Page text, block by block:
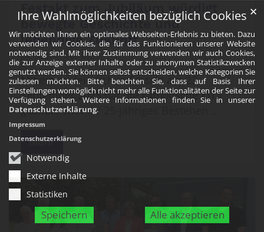
Ihre Wahlmöglichkeiten bezüglich Cookies
Wir möchten Ihnen ein optimales Webseiten-Erlebnis zu bieten. Dazu
verwenden wir Cookies, die für das Funktionieren unserer Website
notwendig sind. Mit Ihrer Zustimmung verwenden wir auch Cookies,
die zur Anzeige externer Inhalte oder zu anonymen Statistikzwecken
genutzt werden. Sie können selbst entscheiden, welche Kategorien Sie
zulassen möchten. Bitte beachten Sie, dass auf Basis Ihrer
Einstellungen womöglich nicht mehr alle Funktionalitäten der Seite zur
Verfügung stehen. Weitere Informationen finden Sie in unserer
Datenschutzerklärung.
Notwendig
Externe Inhalte
Statistiken
Speichern Alle akzeptieren
✕
Impressum
Datenschutzerklärung
Festakt zum Jubiläum würdigt
bewegte Geschichte und
lebendige Zukunft
24. September 2025
Mit einem feierlichen Festakt am 23.
September 2025 hat die katholische KiTa
gGmbH Trier ihr 25-jähriges Bestehen ...
Mehr